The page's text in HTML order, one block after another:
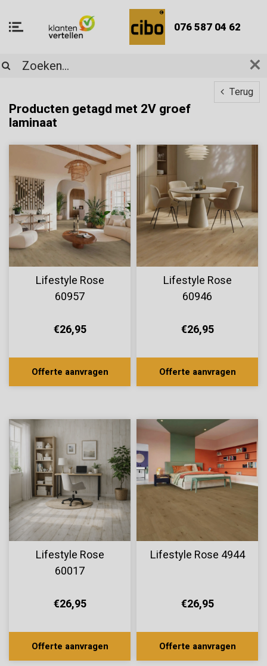
076 587 04 62
Terug
Producten getagd met 2V groef
laminaat
Lifestyle Rose
60957
€26,95
Offerte aanvragen
Lifestyle Rose
60946
€26,95
Offerte aanvragen
Lifestyle Rose
60017
€26,95
Offerte aanvragen
Lifestyle Rose 4944
€26,95
Offerte aanvragen